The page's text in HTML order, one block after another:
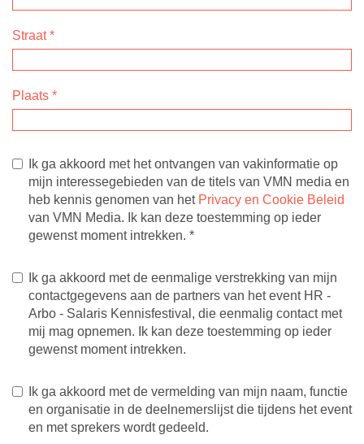
Straat*
Plaats *
Ik ga akkoord met het ontvangen van vakinformatie op
mijn interessegebieden van de titels van VMN media en
heb kennis genomen van het Privacy en Cookie Beleid
van VMN Media. Ik kan deze toestemming op ieder
gewenst moment intrekken. *
Ik ga akkoord met de eenmalige verstrekking van mijn
contactgegevens aan de partners van het event HR -
Arbo - Salaris Kennisfestival, die eenmalig contact met
mij mag opnemen. Ik kan deze toestemming op ieder
gewenst moment intrekken.
Ik ga akkoord met de vermelding van mijn naam, functie
en organisatie in de deelnemerslijst die tijdens het event
en met sprekers wordt gedeeld.